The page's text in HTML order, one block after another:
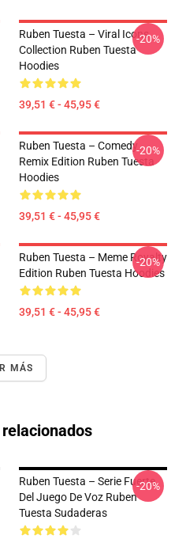
Ruben Tuesta – Viral Icons
Collection Ruben Tuesta
Hoodies
39,51 € - 45,95 €
-20%
Ruben Tuesta – Comedy
Remix Edition Ruben Tuesta
Hoodies
39,51 € - 45,95 €
-20%
Ruben Tuesta – Meme Royalty
Edition Ruben Tuesta Hoodies
39,51 € - 45,95 €
-20%
MÁS
Ruben Tuesta – Serie Fuerte
Del Juego De Voz Ruben
Tuesta Sudaderas
-20%